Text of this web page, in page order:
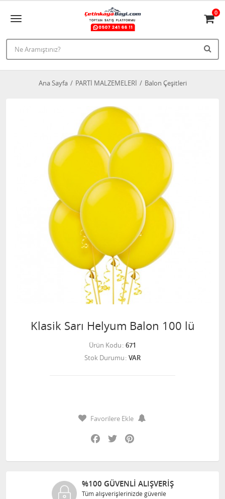
0
Ana Sayfa PARTİ MALZEMELERİ Balon Çeşitleri
Klasik Sarı Helyum Balon 100 lü
Ürün Kodu 671
Stok Durumu VAR
Favorilere Ekle
Facebook
Twitter
%100 GÜVENLİ ALIŞVERİŞ
Tüm alışverişlerinizde güvenle